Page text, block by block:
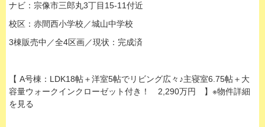
ナビ：宗像市三郎丸3丁目15-11付近
校区：赤間西小学校／城山中学校
3棟販売中／全4区画／現状：完成済
【 A号棟：LDK18帖＋洋室5帖でリビング広々♪主寝室6.75帖＋大
容量ウォークインクローゼット付き！ 2,290万円 】※物件詳細
を見る